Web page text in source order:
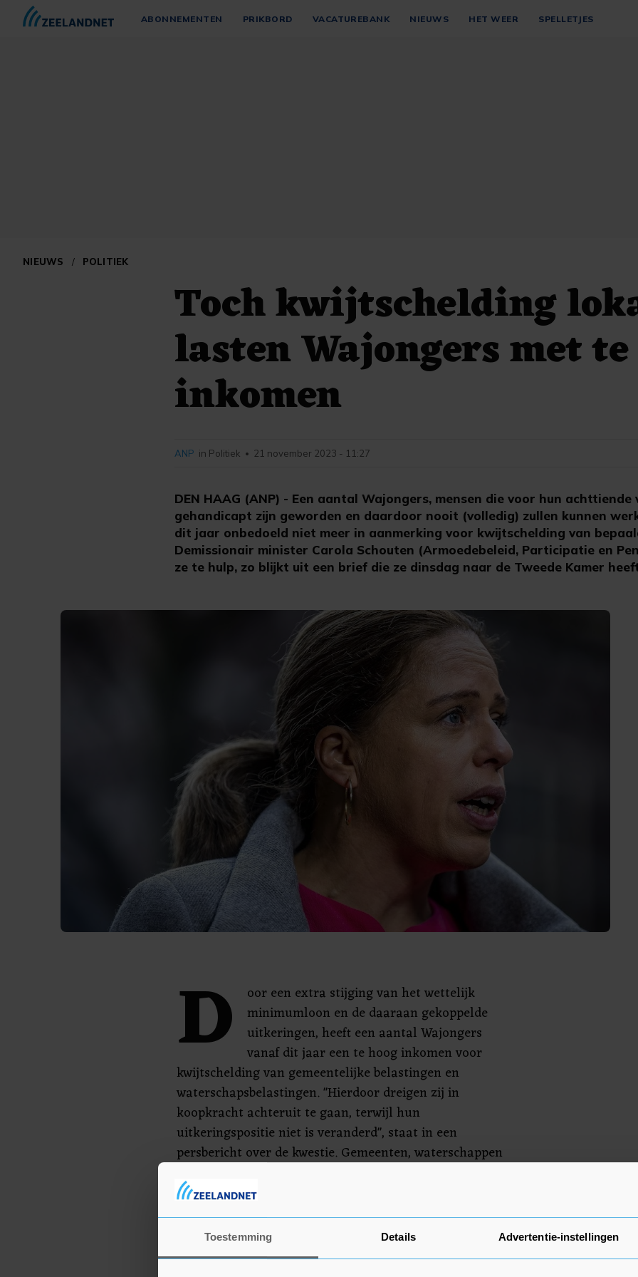
Toestemming Details Advertentie-instellingen
ABONNEMENTEN PRIKBORD VACATUREBANK NIEUWS HET WEER SPELLETJES
NIEUWS / POLITIEK
Toch kwijtschelding
lasten Wajongers met
inkomen
DEN HAAG (ANP) - Een aantal Wajongers, mensen die voor hun
gehandicapt zijn geworden en daardoor nooit (volledig) zullen kunnen
dit jaar onbedoeld niet meer in aanmerking voor kwijtschelding van
Demissionair minister Carola Schouten (Armoedebeleid, Participatie en
ze te hulp, zo blijkt uit een brief die ze dinsdag naar de Tweede Kamer
ANP in Politiek • 21 november 2023 - 11:27
D
oor een extra stijging van het wettelijk
minimumloon en de daaraan gekoppelde
uitkeringen, heeft een aantal Wajongers
vanaf dit jaar een te hoog inkomen voor
kwijtschelding van gemeentelijke belastingen en
waterschapsbelastingen. "Hierdoor dreigen zij in
koopkracht achteruit te gaan, terwijl hun
uitkeringspositie niet is veranderd", staat in een
persbericht over de kwestie. Gemeenten, waterschappen
"onbedoelde effect van de koopkrachtmaatregelen van
het kabinet".
Schouten heeft aan gemeenten en waterschappen